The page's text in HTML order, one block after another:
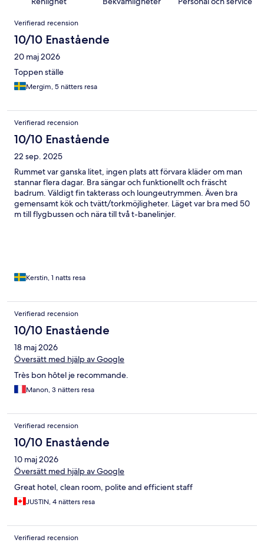
Recensioner
Verifierad recension
10/10 Enastående
20 maj 2026
Toppen ställe
Mergim, 5 nätters resa
Verifierad recension
10/10 Enastående
22 sep. 2025
Rummet var ganska litet, ingen plats att förvara kläder om man
stannar flera dagar. Bra sängar och funktionellt och fräscht
badrum. Väldigt fin takterass och loungeutrymmen. Även bra
gemensamt kök och tvätt/torkmöjligheter. Läget var bra med 50
m till flygbussen och nära till två t-banelinjer.
Kerstin, 1 natts resa
Verifierad recension
10/10 Enastående
18 maj 2026
Översätt med hjälp av Google
Très bon hôtel je recommande.
Manon, 3 nätters resa
Verifierad recension
10/10 Enastående
10 maj 2026
Översätt med hjälp av Google
Great hotel, clean room, polite and efficient staff
JUSTIN, 4 nätters resa
Verifierad recension